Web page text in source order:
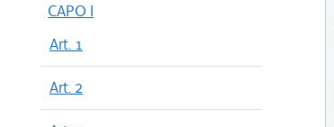
CAPO I
Art. 1
Art. 2